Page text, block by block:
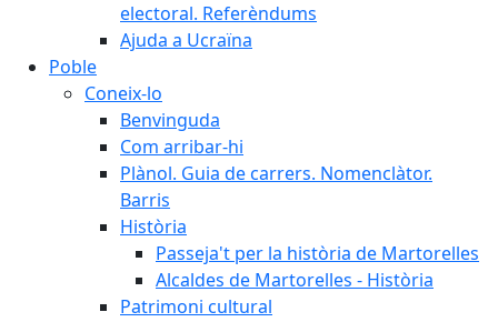
electoral. Referèndums
Ajuda a Ucraïna
Poble
Coneix-lo
Benvinguda
Com arribar-hi
Plànol. Guia de carrers. Nomenclàtor.
Barris
Història
Passeja't per la història de Martorelles
Alcaldes de Martorelles - Història
Patrimoni cultural